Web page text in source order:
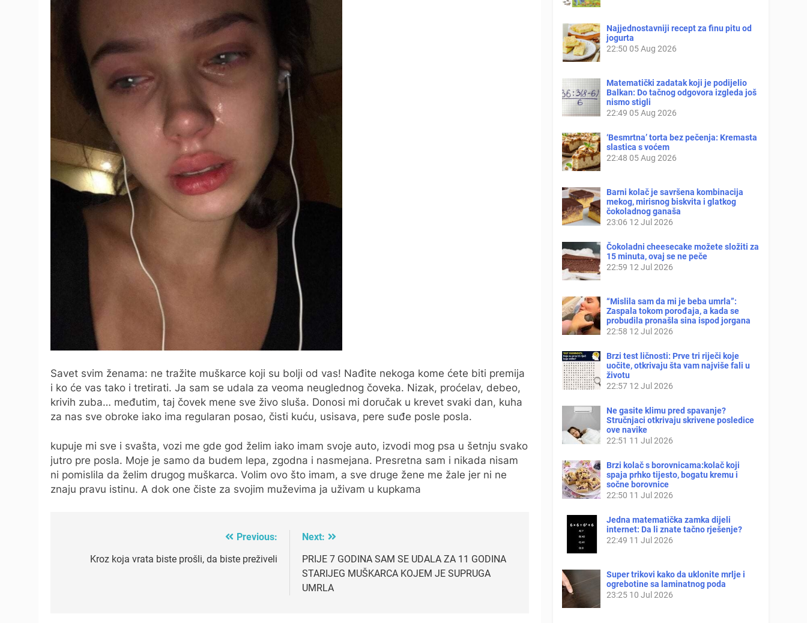
Savet svim ženama: ne tražite muškarce koji su bolji od vas! Nađite nekoga kome ćete biti premija
i ko će vas tako i tretirati. Ja sam se udala za veoma neuglednog čoveka. Nizak, proćelav, debeo,
krivih zuba… međutim, taj čovek mene sve živo sluša. Donosi mi doručak u krevet svaki dan, kuha
za nas sve obroke iako ima regularan posao, čisti kuću, usisava, pere suđe posle posla.
kupuje mi sve i svašta, vozi me gde god želim iako imam svoje auto, izvodi mog psa u šetnju svako
jutro pre posla. Moje je samo da budem lepa, zgodna i nasmejana. Presretna sam i nikada nisam
ni pomislila da želim drugog muškarca. Volim ovo što imam, a sve druge žene me žale jer ni ne
znaju pravu istinu. A dok one čiste za svojim muževima ja uživam u kupkama
navigation
Previous:
Kroz koja vrata biste prošli, da biste preživeli
Next:
PRIJE 7 GODINA SAM SE UDALA ZA 11 GODINA
STARIJEG MUŠKARCA KOJEM JE SUPRUGA
UMRLA
Najjednostavniji recept za finu pitu od
jogurta
22:50 05 Aug 2026
Matematički zadatak koji je podijelio
Balkan: Do tačnog odgovora izgleda još
nismo stigli
22:49 05 Aug 2026
‘Besmrtna’ torta bez pečenja: Kremasta
slastica s voćem
22:48 05 Aug 2026
Barni kolač je savršena kombinacija
mekog, mirisnog biskvita i glatkog
čokoladnog ganaša
23:06 12 Jul 2026
Čokoladni cheesecake možete složiti za
15 minuta, ovaj se ne peče
22:59 12 Jul 2026
“Mislila sam da mi je beba umrla”:
Zaspala tokom porođaja, a kada se
probudila pronašla sina ispod jorgana
22:58 12 Jul 2026
Brzi test ličnosti: Prve tri riječi koje
uočite, otkrivaju šta vam najviše fali u
životu
22:57 12 Jul 2026
Ne gasite klimu pred spavanje?
Stručnjaci otkrivaju skrivene posledice
ove navike
22:51 11 Jul 2026
Brzi kolač s borovnicama:kolač koji
spaja prhko tijesto, bogatu kremu i
sočne borovnice
22:50 11 Jul 2026
Jedna matematička zamka dijeli
internet: Da li znate tačno rješenje?
22:49 11 Jul 2026
Super trikovi kako da uklonite mrlje i
ogrebotine sa laminatnog poda
23:25 10 Jul 2026